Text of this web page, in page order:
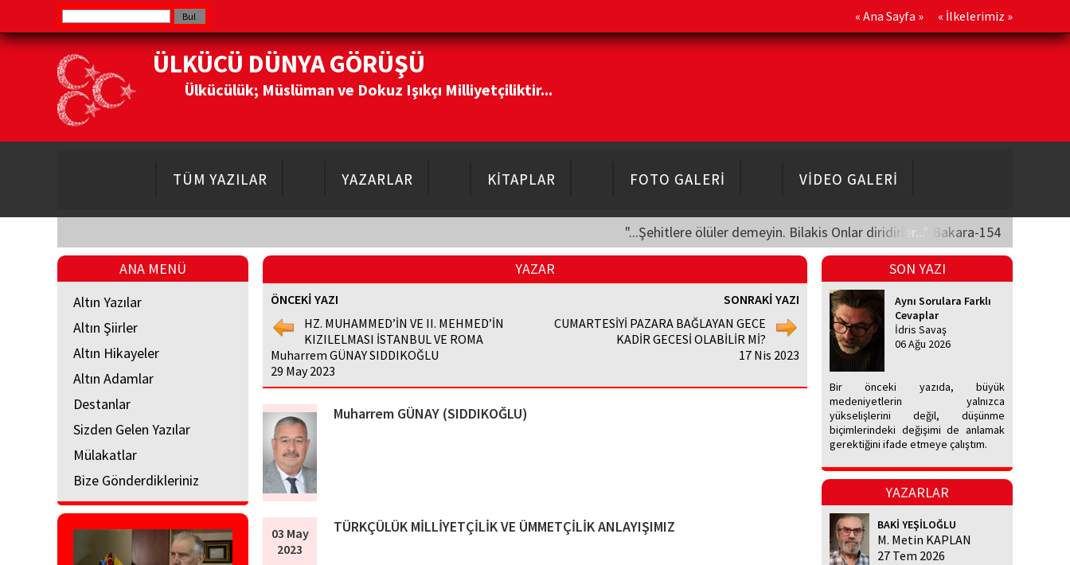
« Ana Sayfa » « İlkelerimiz »
ÜLKÜCÜ DÜNYA GÖRÜŞÜ
Ülkücülük; Müslüman ve Dokuz Işıkçı Milliyetçiliktir...
TÜM YAZILAR YAZARLAR KİTAPLAR FOTO GALERİ VİDEO GALERİ
"...Şehitlere ölüler demeyin. Bilakis Onlar diridirler..." Bakara-154
ANA MENÜ
Altın Yazılar
Altın Şiirler
Altın Hikayeler
Altın Adamlar
Destanlar
Sizden Gelen Yazılar
Mülakatlar
Bize Gönderdikleriniz
YAZAR
ÖNCEKİ YAZI
HZ. MUHAMMED’İN VE II. MEHMED’İN
KIZILELMASI İSTANBUL VE ROMA
Muharrem GÜNAY SIDDIKOĞLU
29 May 2023
SONRAKİ YAZI
CUMARTESİYİ PAZARA BAĞLAYAN GECE
KADİR GECESİ OLABİLİR Mİ?
17 Nis 2023
Muharrem GÜNAY (SIDDIKOĞLU)
03 May
2023
TÜRKÇÜLÜK MİLLİYETÇİLİK VE ÜMMETÇİLİK ANLAYIŞIMIZ
SON YAZI
Aynı Sorulara Farklı
Cevaplar
İdris Savaş
06 Ağu 2026
Bir önceki yazıda, büyük
medeniyetlerin yalnızca
yükselişlerini değil, düşünme
biçimlerindeki değişimi de anlamak
gerektiğini ifade etmeye çalıştım.
YAZARLAR
BAKİ YEŞİLOĞLU
M. Metin KAPLAN
27 Tem 2026